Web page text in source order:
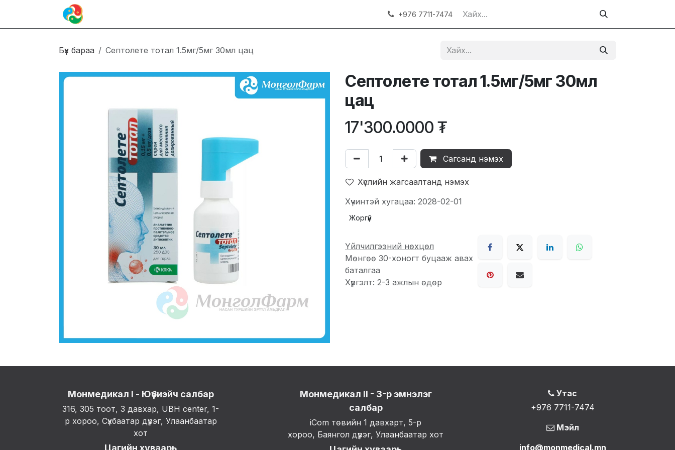
+976 7711-7474
Бүх бараа Септолете тотал 1.5мг/5мг 30мл цац
Септолете тотал 1.5мг/5мг 30мл
цац
17'300.0000 ₮
Сагсанд нэмэх
Хүслийн жагсаалтанд нэмэх
Хүчинтэй хугацаа: 2028-02-01
Жоргүй
Үйлчилгээний нөхцөл
Мөнгөө 30-хоногт буцааж авах
баталгаа
Хүргэлт: 2-3 ажлын өдөр
Утас
+976 7711-7474
Мэйл
info@monmedical.mn
Монмедикал II - 3-р эмнэлэг
салбар
iCom төвийн 1 давхарт, 5-р
хороо, Баянгол дүүрэг, Улаанбаатар хот
Монмедикал I - Юүбиэйч салбар
316, 305 тоот, 3 давхар, UBH center, 1-
р хороо, Сүхбаатар дүүрэг, Улаанбаатар
хот